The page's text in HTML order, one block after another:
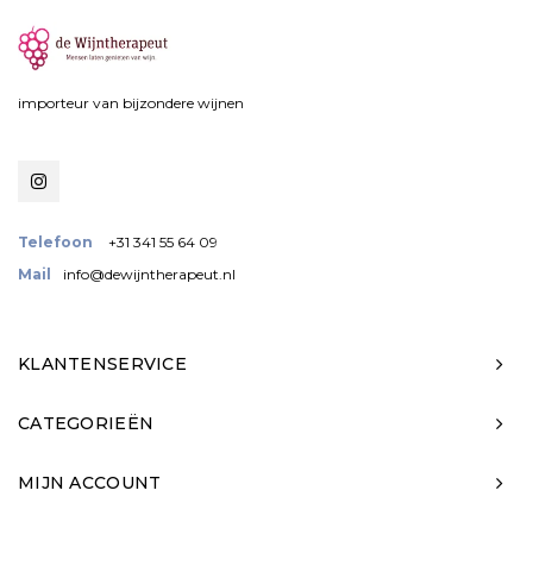
importeur van bijzondere wijnen
Telefoon
+31 341 55 64 09
Mail
info@dewijntherapeut.nl
KLANTENSERVICE
CATEGORIEËN
MIJN ACCOUNT